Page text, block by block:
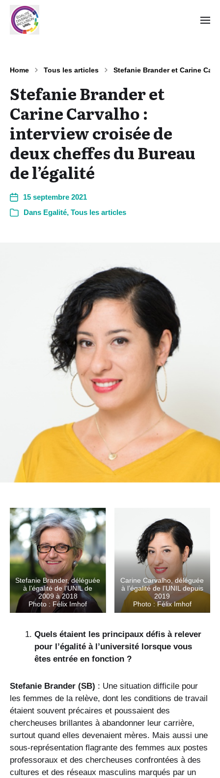
Home Tous les articles Stefanie Brander et Carine
Stefanie Brander et
Carine Carvalho :
interview croisée de
deux cheffes du Bureau
de l’égalité
15 septembre 2021
Dans Egalité, Tous les articles
Stefanie Brander, déléguée
à l’égalité de l’UNIL de
2009 à 2018
Photo : Félix Imhof
Carine Carvalho, déléguée
à l’égalité de l’UNIL depuis
2019
Photo : Félix Imhof
Quels étaient les principaux défis à relever
pour l’égalité à l’université lorsque vous
êtes entrée en fonction ?
Stefanie Brander (SB) : Une situation difficile pour
les femmes de la relève, dont les conditions de travail
étaient souvent précaires et poussaient des
chercheuses brillantes à abandonner leur carrière,
surtout quand elles devenaient mères. Mais aussi une
sous-représentation flagrante des femmes aux postes
professoraux et des chercheuses confrontées à des
cultures et des réseaux masculins marqués par un